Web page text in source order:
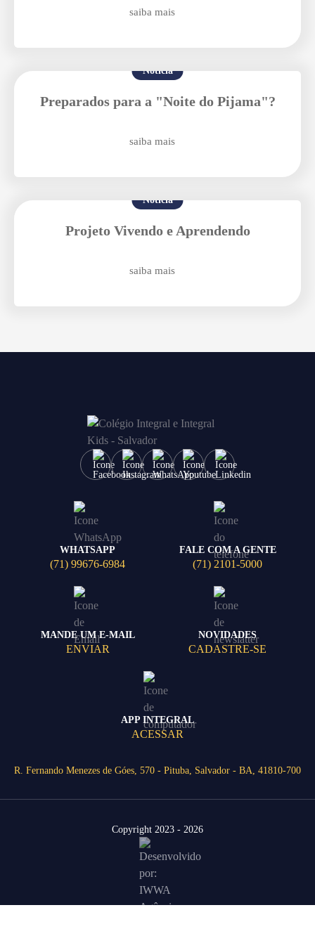
saiba mais
Notícia
Preparados para a "Noite do Pijama"?
saiba mais
Notícia
Projeto Vivendo e Aprendendo
saiba mais
WHATSAPP
(71) 99676-6984
FALE COM A GENTE
(71) 2101-5000
MANDE UM E-MAIL
ENVIAR
NOVIDADES
CADASTRE-SE
APP INTEGRAL
ACESSAR
R. Fernando Menezes de Góes, 570 - Pituba, Salvador - BA, 41810-700
Copyright 2023 - 2026
Enviar E-mail